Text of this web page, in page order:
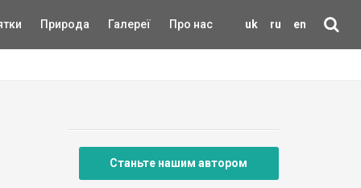
uk ru en
Природа Галереї Про нас
Станьте нашим автором